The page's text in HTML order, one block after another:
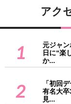
アク
1
元ジャ
日に“楽
か...
2
「初回
有名大
見...